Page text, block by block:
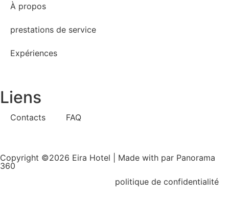
À propos
prestations de service
Expériences
Liens
Contacts FAQ
Copyright ©2026 Eira Hotel | Made with par Panorama
360
politique de confidentialité